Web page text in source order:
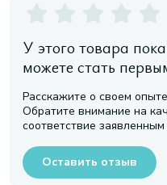
У этого товара
можете стать
Расскажите о своем
Обратите внимание на
соответствие
Оставить отзыв